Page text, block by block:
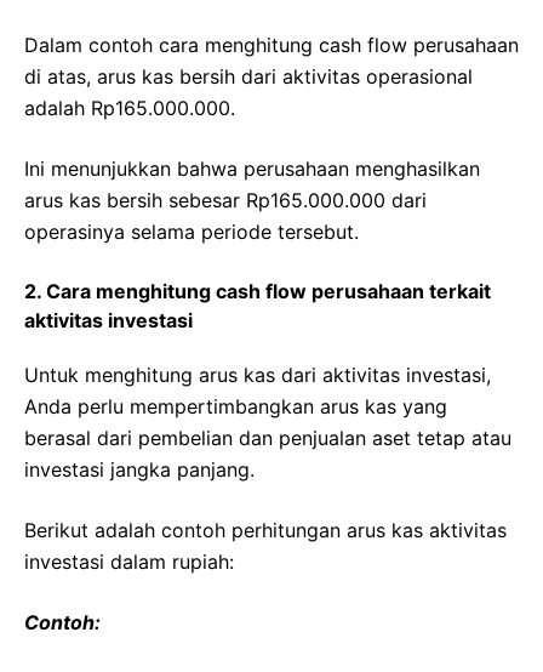
Dalam contoh cara menghitung cash flow perusahaan
di atas, arus kas bersih dari aktivitas operasional
adalah Rp165.000.000.
Ini menunjukkan bahwa perusahaan menghasilkan
arus kas bersih sebesar Rp165.000.000 dari
operasinya selama periode tersebut.
2. Cara menghitung cash flow perusahaan terkait
aktivitas investasi
Untuk menghitung arus kas dari aktivitas investasi,
Anda perlu mempertimbangkan arus kas yang
berasal dari pembelian dan penjualan aset tetap atau
investasi jangka panjang.
Berikut adalah contoh perhitungan arus kas aktivitas
investasi dalam rupiah:
Contoh: